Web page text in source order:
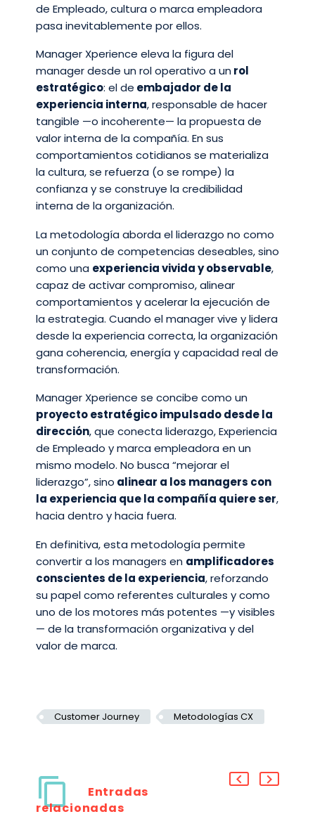
de Empleado, cultura o marca empleadora
pasa inevitablemente por ellos.
Manager Xperience eleva la figura del
manager desde un rol operativo a un rol
estratégico: el de embajador de la
experiencia interna, responsable de hacer
tangible —o incoherente— la propuesta de
valor interna de la compañía. En sus
comportamientos cotidianos se materializa
la cultura, se refuerza (o se rompe) la
confianza y se construye la credibilidad
interna de la organización.
La metodología aborda el liderazgo no como
un conjunto de competencias deseables, sino
como una experiencia vivida y observable,
capaz de activar compromiso, alinear
comportamientos y acelerar la ejecución de
la estrategia. Cuando el manager vive y lidera
desde la experiencia correcta, la organización
gana coherencia, energía y capacidad real de
transformación.
Manager Xperience se concibe como un
proyecto estratégico impulsado desde la
dirección, que conecta liderazgo, Experiencia
de Empleado y marca empleadora en un
mismo modelo. No busca “mejorar el
liderazgo”, sino alinear a los managers con
la experiencia que la compañía quiere ser,
hacia dentro y hacia fuera.
En definitiva, esta metodología permite
convertir a los managers en amplificadores
conscientes de la experiencia, reforzando
su papel como referentes culturales y como
uno de los motores más potentes —y visibles
— de la transformación organizativa y del
valor de marca.
Customer Journey Metodologías CX
Entradas
relacionadas